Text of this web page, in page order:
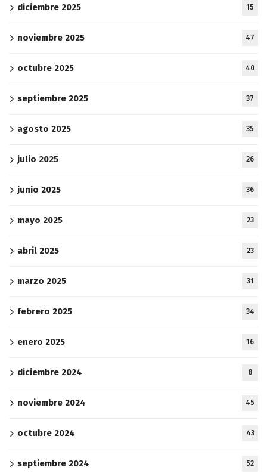
diciembre 2025 15
noviembre 2025 47
octubre 2025 40
septiembre 2025 37
agosto 2025 35
julio 2025 26
junio 2025 36
mayo 2025 23
abril 2025 23
marzo 2025 31
febrero 2025 34
enero 2025 16
diciembre 2024 8
noviembre 2024 45
octubre 2024 43
septiembre 2024 52